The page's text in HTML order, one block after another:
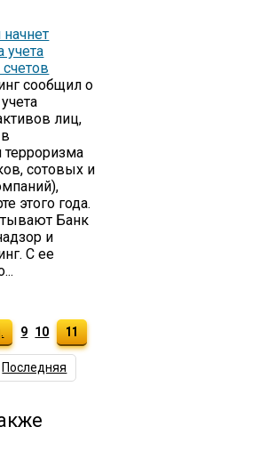
учета
сообщил о
лиц,
сотовых и
этого года.
Банк
и
С ее
9 10 11
Последняя